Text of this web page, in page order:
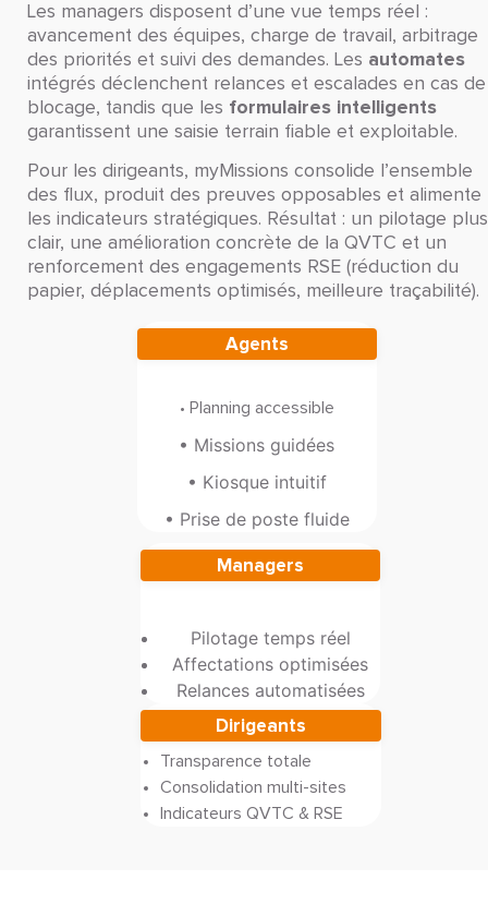
Les managers disposent d’une vue temps réel :
avancement des équipes, charge de travail, arbitrage
des priorités et suivi des demandes. Les automates
intégrés déclenchent relances et escalades en cas de
blocage, tandis que les formulaires intelligents
garantissent une saisie terrain fiable et exploitable.
Pour les dirigeants, myMissions consolide l’ensemble
des flux, produit des preuves opposables et alimente
les indicateurs stratégiques. Résultat : un pilotage plus
clair, une amélioration concrète de la QVTC et un
renforcement des engagements RSE (réduction du
papier, déplacements optimisés, meilleure traçabilité).
Agents
• Planning accessible
• Missions guidées
• Kiosque intuitif
• Prise de poste fluide
Managers
Pilotage temps réel
Affectations optimisées
Relances automatisées
Dirigeants
Transparence totale
Consolidation multi-sites
Indicateurs QVTC & RSE